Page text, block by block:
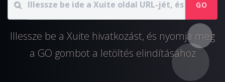
GO
Illessze be a Xuite hivatkozást, és nyomja meg
a GO gombot a letöltés elindításához